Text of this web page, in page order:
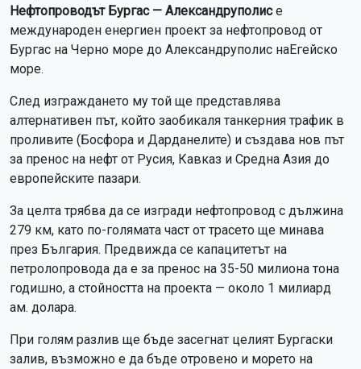
Нефтопроводът Бургас — Александруполисе
международен енергиен проект за нефтопровод от
Бургас на Черно море до Александруполис наЕгейско
море.
След изграждането му той ще представлява
алтернативен път, който заобикаля танкерния трафик в
проливите (Босфора и Дарданелите) и създава нов път
за пренос на нефт от Русия, Кавказ и Средна Азия до
европейските пазари.
За целта трябва да се изгради нефтопровод с дължина
279 км, като по-голямата част от трасето ще минава
през България. Предвижда се капацитетът на
петролопровода да е за пренос на 35-50 милиона тона
годишно, а стойността на проекта — около 1 милиард
ам. долара.
При голям разлив ще бъде засегнат целият Бургаски
залив, възможно е да бъде отровено и морето на